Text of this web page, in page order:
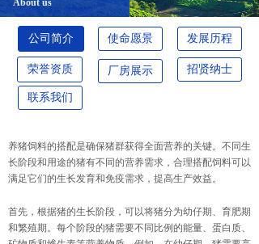
About us
公司简介 发展历程
厂房展示
使命愿景
联系我们
招贤纳士
荣誉资质
养猪饲料的搭配是确保猪群获得全面营养的关键。不同生
长阶段和用途的猪有不同的营养需求，合理搭配饲料可以
满足它们的生长发育和免疫需求，提高生产效益。
首先，根据猪的生长阶段，可以将猪分为幼仔期、育肥期
和繁殖期。每个阶段的猪需要不同比例的能量、蛋白质、